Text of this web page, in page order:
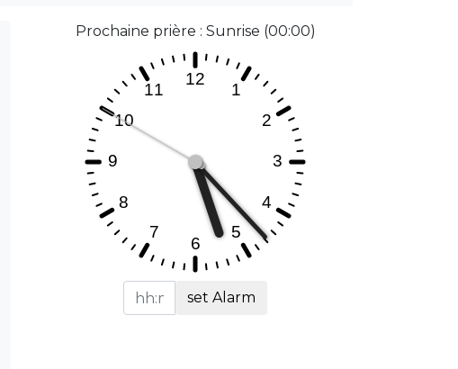
Prochaine prière : Sunrise (00:00)
set Alarm